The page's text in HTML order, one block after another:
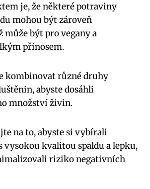
je, že některé potraviny
mohou být zároveň
může být pro vegany a
přínosem.
kombinovat různé druhy
abyste dosáhli
množství živin.
na to, abyste si vybírali
vysokou kvalitou spaldu a lepku,
riziko negativních